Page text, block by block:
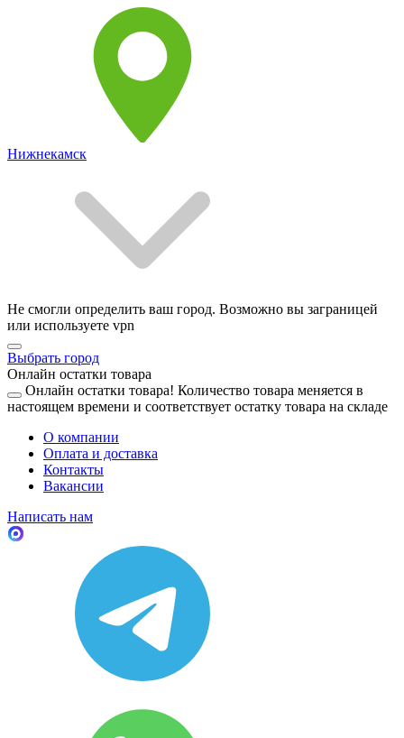
Нижнекамск
Не смогли определить ваш город. Возможно вы заграницей
или используете vpn
Выбрать город
Онлайн остатки товара
Онлайн остатки товара! Количество товара меняется в
настоящем времени и соответствует остатку товара на складе
О компании
Оплата и доставка
Контакты
Вакансии
Написать нам